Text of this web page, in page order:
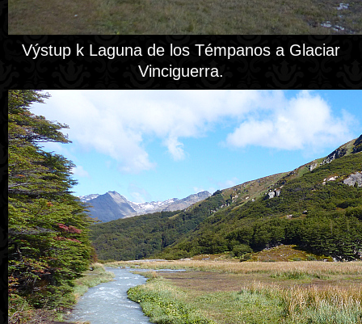
Výstup k Laguna de los Témpanos a Glaciar
Vinciguerra.